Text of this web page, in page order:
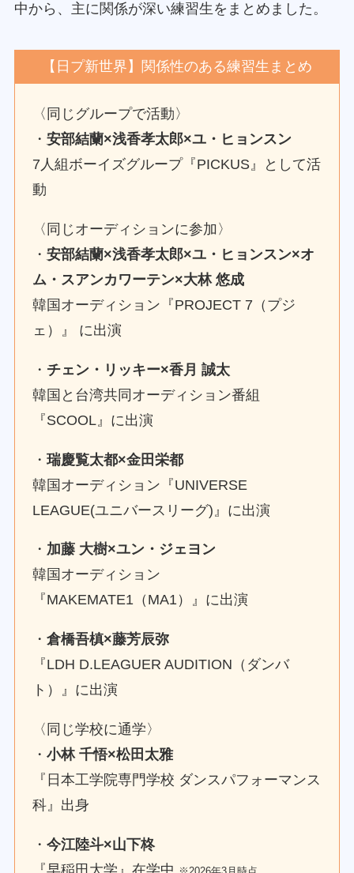
中から、主に関係が深い練習生をまとめました。
【日プ新世界】関係性のある練習生まとめ
〈同じグループで活動〉
・安部結蘭×浅香孝太郎×ユ・ヒョンスン
7人組ボーイズグループ『PICKUS』として活
動
〈同じオーディションに参加〉
・安部結蘭×浅香孝太郎×ユ・ヒョンスン×オ
ム・スアンカワーテン×大林 悠成
韓国オーディション『PROJECT 7（プジ
ェ）』 に出演
・ チェン・リッキー×香月 誠太
韓国と台湾共同オーディション番組
『SCOOL』に出演
・瑞慶覧太都×金田栄都
韓国オーディション『UNIVERSE
LEAGUE(ユニバースリーグ)』に出演
・ 加藤 大樹×ユン・ジェヨン
韓国オーディション
『MAKEMATE1（MA1）』に出演
・倉橋吾槙×藤芳辰弥
『LDH D.LEAGUER AUDITION（ダンバ
ト）』に出演
〈同じ学校に通学〉
・小林 千悟×松田太雅
『日本工学院専門学校 ダンスパフォーマンス
科』出身
・今江陸斗×山下柊